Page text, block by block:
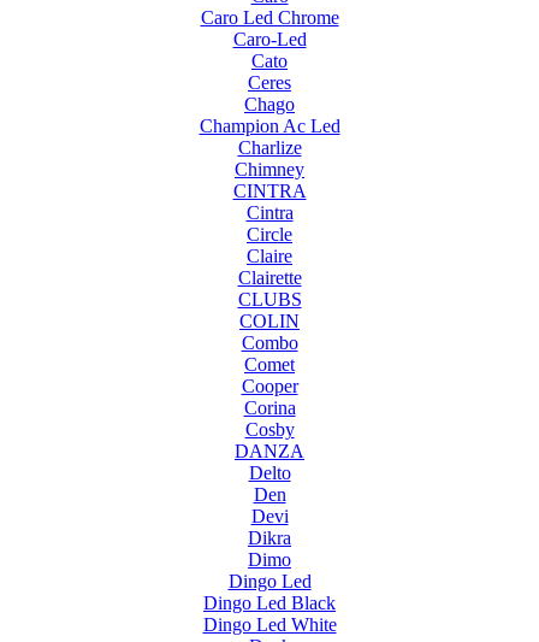
Caro Led Chrome
Caro-Led
Cato
Ceres
Chago
Champion Ac Led
Charlize
Chimney
CINTRA
Cintra
Circle
Claire
Clairette
CLUBS
COLIN
Combo
Comet
Cooper
Corina
Cosby
DANZA
Delto
Den
Devi
Dikra
Dimo
Dingo Led
Dingo Led Black
Dingo Led White